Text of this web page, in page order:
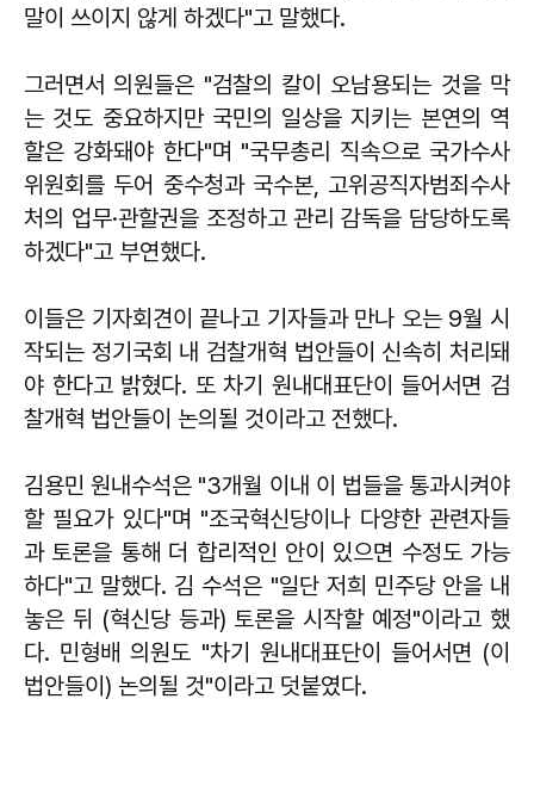
말이 쓰이지 않게 하겠다"고 말했다.
그러면서 의원들은 "검찰의 칼이 오남용되는 것을 막
는 것도 중요하지만 국민의 일상을 지키는 본연의 역
할은 강화돼야 한다"며 "국무총리 직속으로 국가수사
위원회를 두어 중수청과 국수본, 고위공직자범죄수사
처의 업무·관할권을 조정하고 관리 감독을 담당하도록
하겠다"고 부연했다.
이들은 기자회견이 끝나고 기자들과 만나 오는 9월 시
작되는 정기국회 내 검찰개혁 법안들이 신속히 처리돼
야 한다고 밝혔다. 또 차기 원내대표단이 들어서면 검
찰개혁 법안들이 논의될 것이라고 전했다.
김용민 원내수석은 "3개월 이내 이 법들을 통과시켜야
할 필요가 있다"며 "조국혁신당이나 다양한 관련자들
과 토론을 통해 더 합리적인 안이 있으면 수정도 가능
하다"고 말했다. 김 수석은 "일단 저희 민주당 안을 내
놓은 뒤 (혁신당 등과) 토론을 시작할 예정"이라고 했
다. 민형배 의원도 "차기 원내대표단이 들어서면 (이
법안들이) 논의될 것"이라고 덧붙였다.